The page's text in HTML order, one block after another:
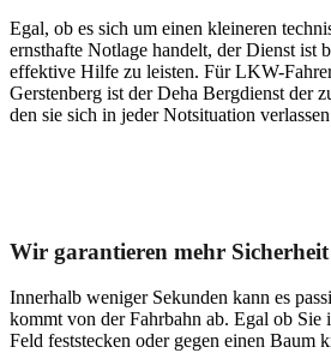
Egal, ob es sich um einen kleineren
ernsthafte Notlage handelt, der Dienst ist
effektive Hilfe zu leisten. Für LKW-
Gerstenberg ist der Deha Bergdienst der
den sie sich in jeder Notsituation
Wir garantieren mehr Sicherheit
Innerhalb weniger Sekunden kann es
kommt von der Fahrbahn ab. Egal ob Sie
Feld feststecken oder gegen einen Baum